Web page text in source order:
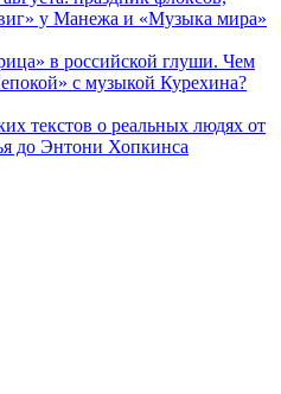
у Манежа и «Музыка мира»
в российской глуши. Чем
с музыкой Курехина?
текстов о реальных людях от
до Энтони Хопкинса